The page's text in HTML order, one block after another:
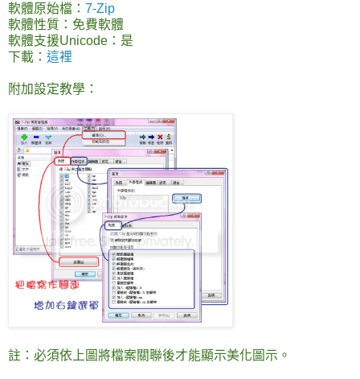
軟體原始檔： 7-Zip
軟體性質：免費軟體
軟體支援Unicode：是
下載： 這裡
附加設定教學：
註：必須依上圖將檔案關聯後才能顯示美化圖示。